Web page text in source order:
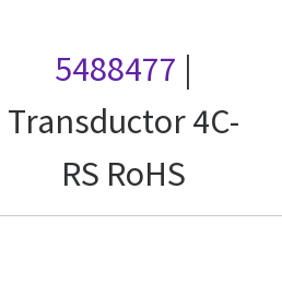
5488477 |
Transductor 4C-
RS RoHS